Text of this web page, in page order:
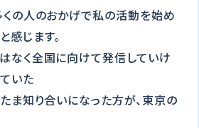
くの人のおかげで私の活動を始め
感じます。
なく全国に向けて発信していけ
いた
たま知り合いになった方が、東京の